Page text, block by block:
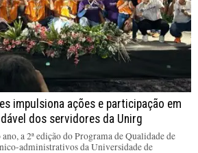
impulsiona ações e participação em
dos servidores da Unirg
a 2ª edição do Programa de Qualidade de
administrativos da Universidade de